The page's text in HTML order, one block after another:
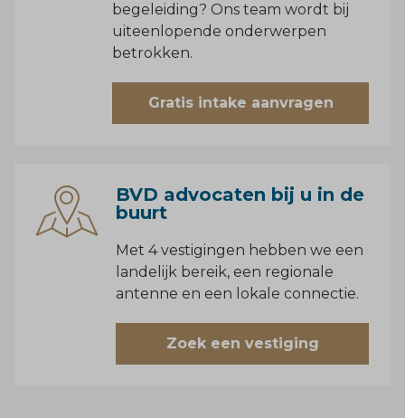
begeleiding? Ons team wordt bij
uiteenlopende onderwerpen
betrokken.
Gratis intake aanvragen
BVD advocaten bij u in de
buurt
Met 4 vestigingen hebben we een
landelijk bereik, een regionale
antenne en een lokale connectie.
Zoek een vestiging